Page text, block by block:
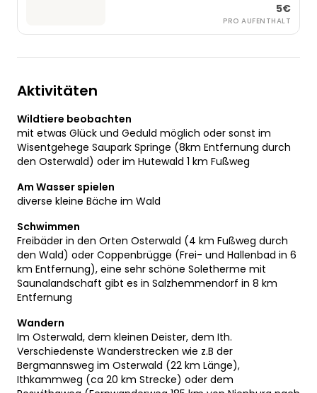
5€
PRO AUFENTHALT
Aktivitäten
Wildtiere beobachten
mit etwas Glück und Geduld möglich oder sonst im
Wisentgehege Saupark Springe (8km Entfernung durch
den Osterwald) oder im Hutewald 1 km Fußweg
Am Wasser spielen
diverse kleine Bäche im Wald
Schwimmen
Freibäder in den Orten Osterwald (4 km Fußweg durch
den Wald) oder Coppenbrügge (Frei- und Hallenbad in 6
km Entfernung), eine sehr schöne Soletherme mit
Saunalandschaft gibt es in Salzhemmendorf in 8 km
Entfernung
Wandern
Im Osterwald, dem kleinen Deister, dem Ith.
Verschiedenste Wanderstrecken wie z.B der
Bergmannsweg im Osterwald (22 km Länge),
Ithkammweg (ca 20 km Strecke) oder dem